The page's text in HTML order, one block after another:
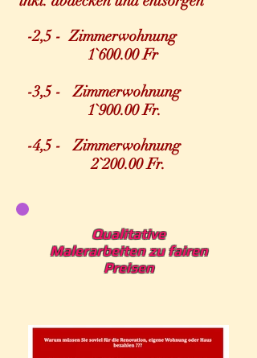
-2,5 - Zimmerwohnung
1`600.00 Fr
-3,5 - Zimmerwohnung
1`900.00 Fr.
-4,5 - Zimmerwohnung
2`200.00 Fr.
Qualitative
Malerarbeiten zu fairen
Preisen